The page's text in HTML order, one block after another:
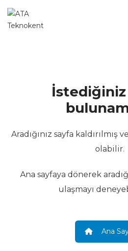
Aradığınız sayfa
olabilir.
Ana sayfaya dönerek
ulaşmayı
Ana